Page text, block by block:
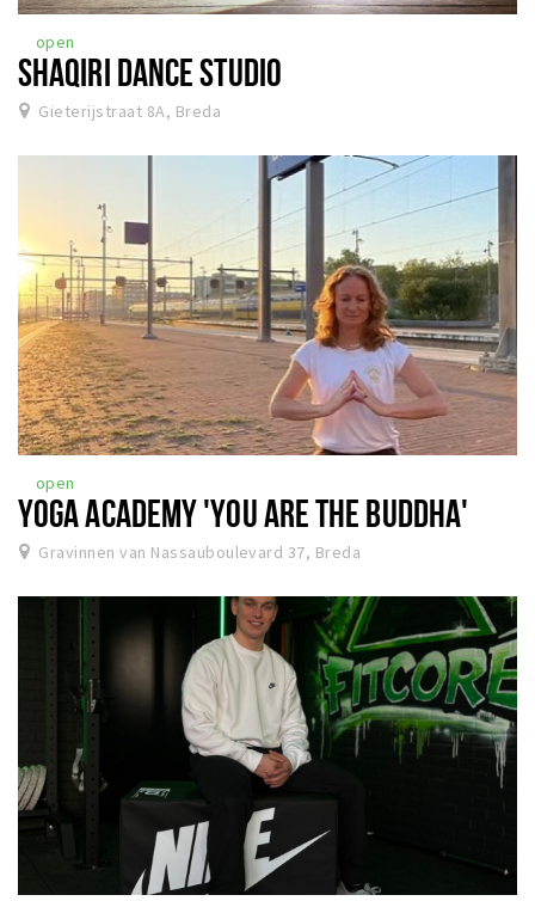
open
SHAQIRI DANCE STUDIO
Gieterijstraat 8A, Breda
open
YOGA ACADEMY 'YOU ARE THE BUDDHA'
Gravinnen van Nassauboulevard 37, Breda